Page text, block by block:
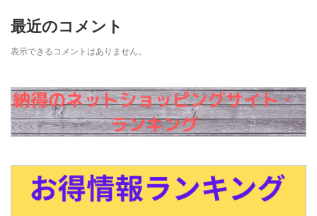
最近のコメント
表示できるコメントはありません。